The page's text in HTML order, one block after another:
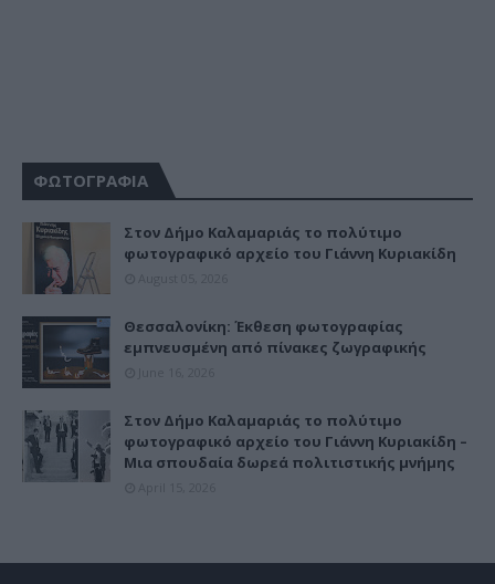
ΦΩΤΟΓΡΑΦΙΑ
Στον Δήμο Καλαμαριάς το πολύτιμο
φωτογραφικό αρχείο του Γιάννη Κυριακίδη
Θεσσαλονίκη: Έκθεση φωτογραφίας
εμπνευσμένη από πίνακες ζωγραφικής
Στον Δήμο Καλαμαριάς το πολύτιμο
φωτογραφικό αρχείο του Γιάννη Κυριακίδη –
Μια σπουδαία δωρεά πολιτιστικής μνήμης